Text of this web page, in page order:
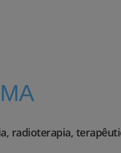
radioterapia,